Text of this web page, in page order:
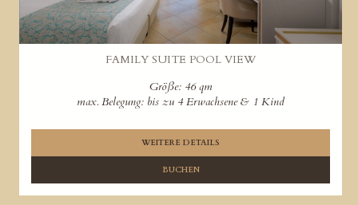
FAMILY SUITE POOL VIEW
Größe: 46 qm
max. Belegung: bis zu 4 Erwachsene & 1 Kind
WEITERE DETAILS
BUCHEN